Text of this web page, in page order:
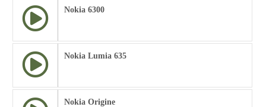
Nokia 6300
Nokia Lumia 635
Nokia Origine